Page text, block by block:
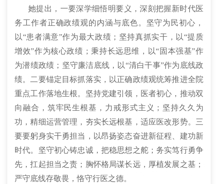
她提出，一要深学细悟明要义，深刻把握新时代医
务工作者正确政绩观的内涵与底色。坚守为民初心，
以“患者满意”作为最大政绩；坚持真抓实干，以“提质
增效”作为核心政绩；秉持长远思维，以“固本强基”作
为潜绩政绩；坚守廉洁底线，以“清白干事”作为底线政
绩。二要锚定目标抓落实，以正确政绩观统筹推进全院
重点工作落地生根。坚持党建引领，医者初心，推动双
向融合，筑牢民生根基，力戒形式主义；坚持久久为
功，精细运营管理，夯实长远根基，适应医改形势。三
要要躬身实干勇担当，以昂扬姿态奋进新征程、建功新
时代。坚守初心铸忠诚，把稳思想之舵；务实笃行勇争
先，扛起担当之责；胸怀格局谋长远，厚植发展之基；
严守底线存敬畏，恪守行医之德。